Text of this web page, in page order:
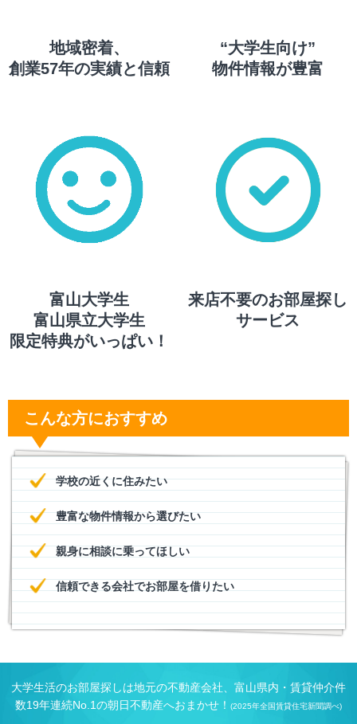
地域密着、
創業57年の実績と信頼
“大学生向け”
物件情報が豊富
富山大学生
富山県立大学生
限定特典がいっぱい！
来店不要のお部屋探し
サービス
こんな方におすすめ
学校の近くに住みたい
豊富な物件情報から選びたい
親身に相談に乗ってほしい
信頼できる会社でお部屋を借りたい
大学生活のお部屋探しは地元の不動産会社、富山県内・賃貸仲介件
数19年連続No.1の朝日不動産へおまかせ！ (2025年全国賃貸住宅新聞調べ)